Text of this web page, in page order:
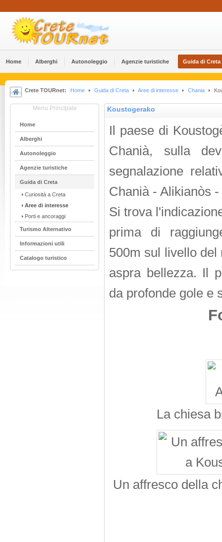
Home Alberghi Αutonoleggio Agenzie turistiche Guida di Creta
Crete TOURnet: Home Guida di Creta Aree di interesse Chania
Menu Principale
Home
Alberghi
Αutonoleggio
Agenzie turistiche
Guida di Creta
Curiosità a Creta
Aree di interesse
Porti e ancoraggi
Turismo Alternativo
Informazioni utili
Catalogo turistico
Koustogerako
Il paese di
Chanià, sulla
segnalazione
Chanià - Alikianòs
Si trova
prima di
500m sul livello del
aspra bellezza. Il
da profonde gole e
La chiesa
Un affresco della